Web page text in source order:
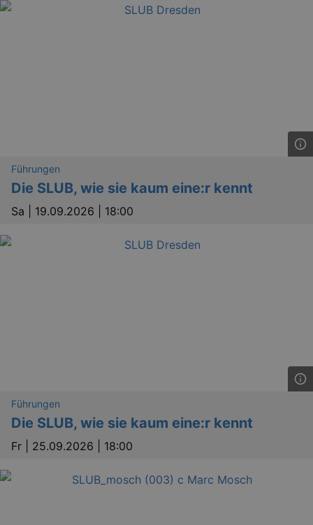
Führungen
Die SLUB, wie sie kaum eine:r kennt
Sa | 19.09.2026 | 18:00
Führungen
Die SLUB, wie sie kaum eine:r kennt
Fr | 25.09.2026 | 18:00